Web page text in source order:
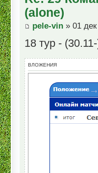
(alone)
pele-vin » 01
18 тур -
ВЛОЖЕНИЯ